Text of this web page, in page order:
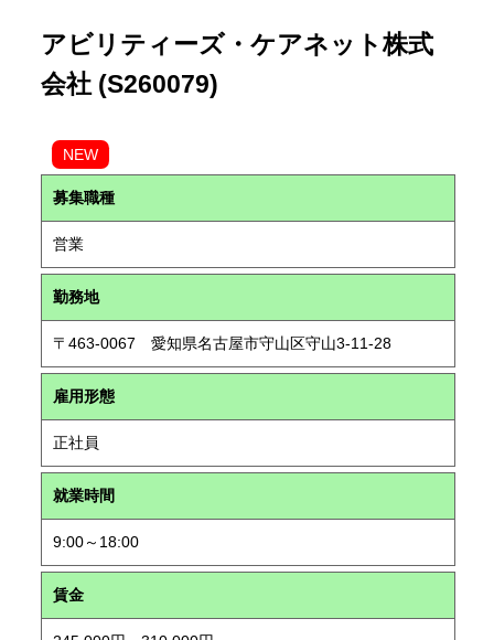
アビリティーズ・ケアネット株式
会社 (S260079)
NEW
募集職種
営業
勤務地
〒463-0067 愛知県名古屋市守山区守山3-11-28
雇用形態
正社員
就業時間
9:00～18:00
賃金